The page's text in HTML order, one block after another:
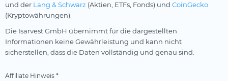
und der Lang & Schwarz (Aktien, ETFs, Fonds) und CoinGecko
(Kryptowährungen).
Die Isarvest GmbH übernimmt für die dargestellten
Informationen keine Gewährleistung und kann nicht
sicherstellen, dass die Daten vollständig und genau sind.
Affiliate Hinweis *